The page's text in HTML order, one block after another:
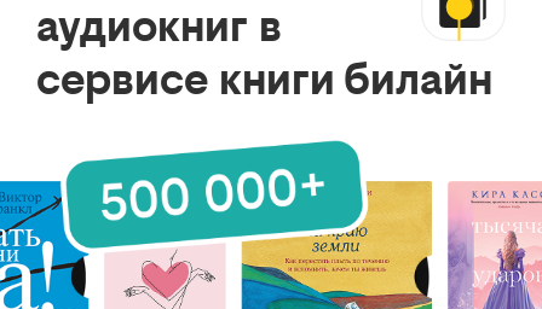
аудиокниг в
сервисе книги билайн